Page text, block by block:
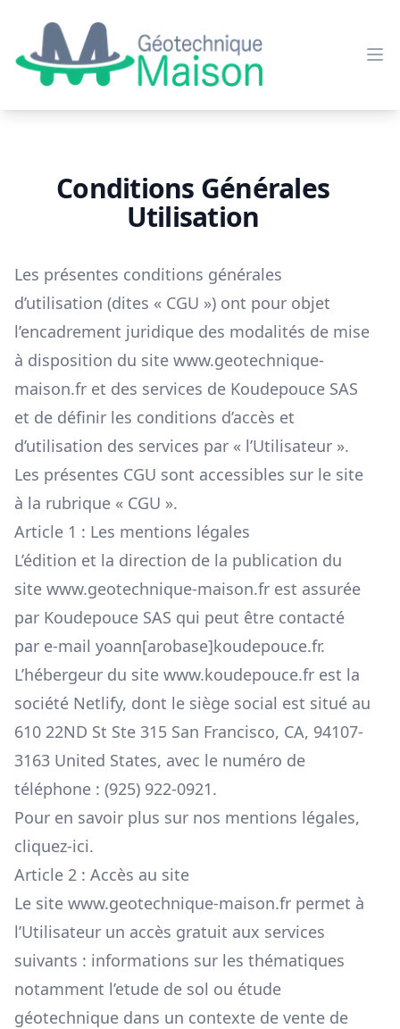
Géotechnique maison
Conditions Générales
Utilisation
Les présentes conditions générales
d’utilisation (dites « CGU ») ont pour objet
l’encadrement juridique des modalités de mise
à disposition du site www.geotechnique-
maison.fr et des services de Koudepouce SAS
et de définir les conditions d’accès et
d’utilisation des services par « l’Utilisateur ».
Les présentes CGU sont accessibles sur le site
à la rubrique « CGU ».
Article 1 : Les mentions légales
L’édition et la direction de la publication du
site www.geotechnique-maison.fr est assurée
par Koudepouce SAS qui peut être contacté
par e-mail yoann[arobase]koudepouce.fr.
L’hébergeur du site www.koudepouce.fr est la
société Netlify, dont le siège social est situé au
610 22ND St Ste 315 San Francisco, CA, 94107-
3163 United States, avec le numéro de
téléphone : (925) 922-0921.
Pour en savoir plus sur nos mentions légales,
cliquez-ici.
Article 2 : Accès au site
Le site www.geotechnique-maison.fr permet à
l’Utilisateur un accès gratuit aux services
suivants : informations sur les thématiques
notamment l’etude de sol ou étude
géotechnique dans un contexte de vente de